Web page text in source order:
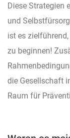
Diese Strategien
und
ist es
zu beginnen!
die Gesellschaft
Raum für